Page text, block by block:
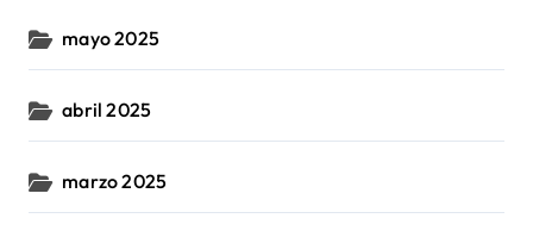
mayo 2025
abril 2025
marzo 2025